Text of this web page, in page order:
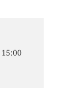
15:00